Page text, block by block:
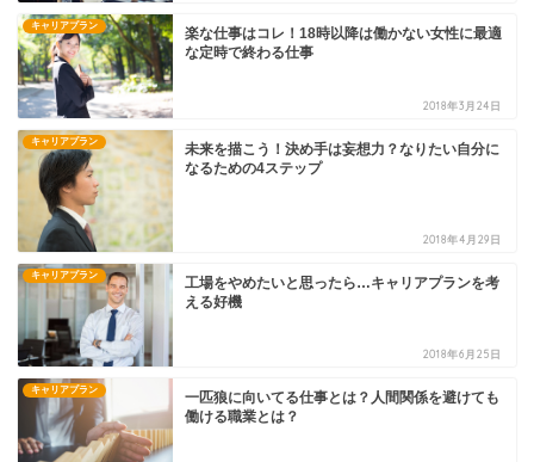
キャリアプラン
楽な仕事はコレ！18時以降は働かない女性に最適
な定時で終わる仕事
2018年3月24日
キャリアプラン
未来を描こう！決め手は妄想力？なりたい自分に
なるための4ステップ
2018年4月29日
キャリアプラン
工場をやめたいと思ったら…キャリアプランを考
える好機
2018年6月25日
キャリアプラン
一匹狼に向いてる仕事とは？人間関係を避けても
働ける職業とは？